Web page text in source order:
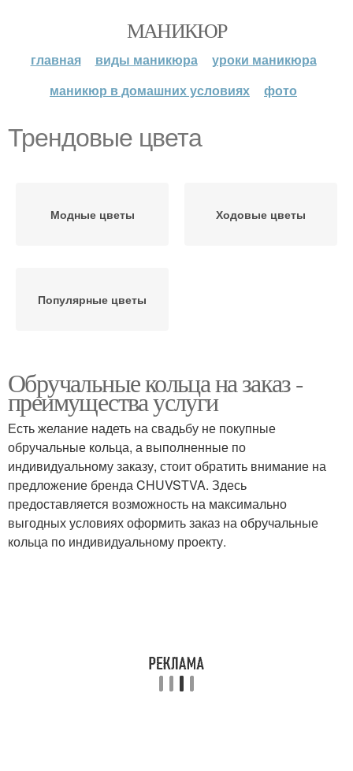
МАНИКЮР
главная виды маникюра
уроки маникюра
маникюр в домашних условиях
фото
Трендовые цвета
Модные цветы Ходовые цветы
Популярные цветы
Обручальные кольца на заказ -
преимущества услуги
Есть желание надеть на свадьбу не покупные
обручальные кольца, а выполненные по
индивидуальному заказу, стоит обратить внимание на
предложение бренда CHUVSTVA. Здесь
предоставляется возможность на максимально
выгодных условиях оформить заказ на обручальные
кольца по индивидуальному проекту.